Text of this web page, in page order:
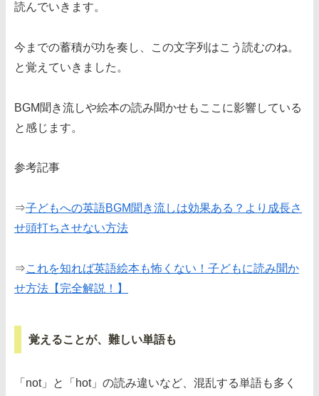
読んでいきます。
今までの蓄積が功を奏し、この文字列はこう読むのね。
と覚えていきました。
BGM聞き流しや絵本の読み聞かせもここに影響している
と感じます。
参考記事
⇒子どもへの英語BGM聞き流しは効果ある？より成長さ
せ頭打ちさせない方法
⇒これを知れば英語絵本も怖くない！子どもに読み聞か
せ方法【完全解説！】
覚えることが、難しい単語も
「not」と「hot」の読み違いなど、混乱する単語も多く